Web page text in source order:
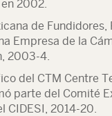
2002.
de
Empresa de la
2003-4.
del CTM Centre
parte del Comité
CIDESI, 2014-20.